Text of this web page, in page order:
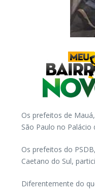
Os prefeitos de
São Paulo no
Os prefeitos do
Caetano do Sul,
Diferentemente do